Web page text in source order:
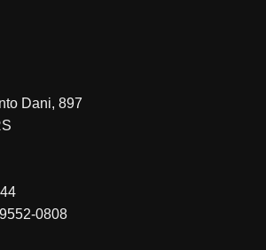
Dani, 897
0808